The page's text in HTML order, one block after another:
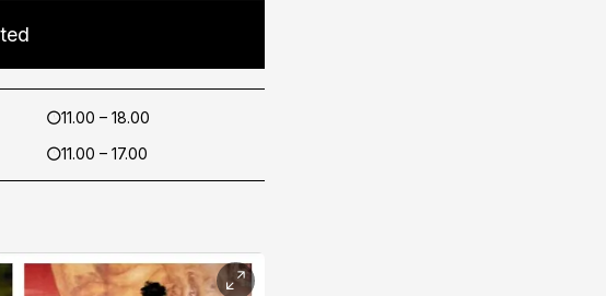
11.00 – 18.00
11.00 – 17.00